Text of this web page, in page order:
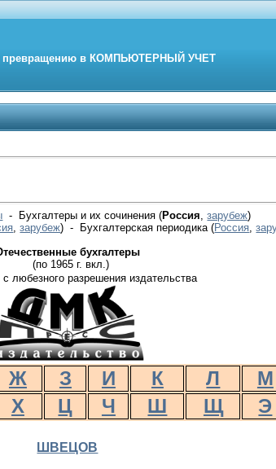
превращению в КОМПЬЮТЕРНЫЙ УЧЕТ
- Бухгалтеры и их сочинения (Россия ,зарубеж)
,зарубеж) - Бухгалтерская периодика(Россия ,
бухгалтеры
(по 1965 г. вкл.)
с любезного разрешения издательства
Ж З И К Л М
Х Ц Ч Ш Щ Э
ШВЕЦОВ